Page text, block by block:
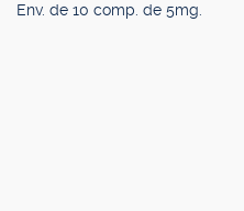
Env. de 10 comp. de 5mg.